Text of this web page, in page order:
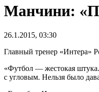
Манчини:
26.1.2015, 03:30
Главный тренер «Интера»
«Футбол — жестокая
с угловым. Нельзя было